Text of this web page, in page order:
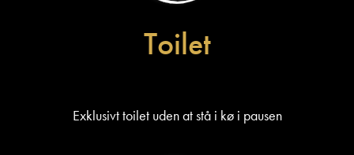
Toilet
Exklusivt toilet uden at stå i kø i pausen